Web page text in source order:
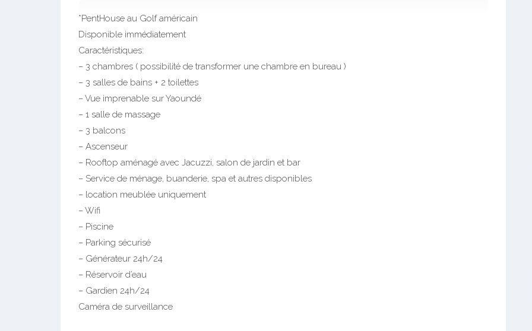
*PentHouse au Golf américain
Disponible immédiatement
Caractéristiques:
– 3 chambres ( possibilité de transformer une chambre en bureau )
– 3 salles de bains + 2 toilettes
– Vue imprenable sur Yaoundé
– 1 salle de massage
– 3 balcons
– Ascenseur
– Rooftop aménagé avec Jacuzzi, salon de jardin et bar
– Service de ménage, buanderie, spa et autres disponibles
– location meublée uniquement
– Wifi
– Piscine
– Parking sécurisé
– Générateur 24h/24
– Réservoir d’eau
– Gardien 24h/24
Caméra de surveillance